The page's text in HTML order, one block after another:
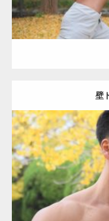
壁
Category:公園のマッチョ
ダウンロード